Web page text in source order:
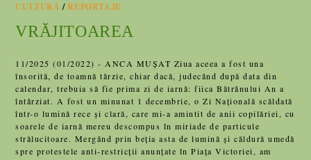
CULTURĂ /REPORTAJE
VRĂJITOAREA
11/2025 (01/2022) - ANCA MUȘAT Ziua aceea a fost una
însorită, de toamnă târzie, chiar dacă, judecând după data din
calendar, trebuia să fie prima zi de iarnă: fiica Bătrânului An a
întârziat. A fost un minunat 1 decembrie, o Zi Națională scăldată
într-o lumină rece și clară, care mi-a amintit de anii copilăriei, cu
soarele de iarnă mereu descompus în miriade de particule
strălucitoare. Mergând prin beția asta de lumină și căldură umedă
spre protestele anti-restricții anunțate în Piața Victoriei, am